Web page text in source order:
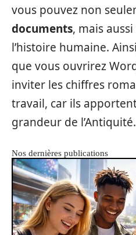
vous pouvez non
documents, mais
l’histoire humaine.
que vous ouvrirez
inviter les chiffres
travail, car ils
grandeur de l’Antiquité.
Nos dernières publications